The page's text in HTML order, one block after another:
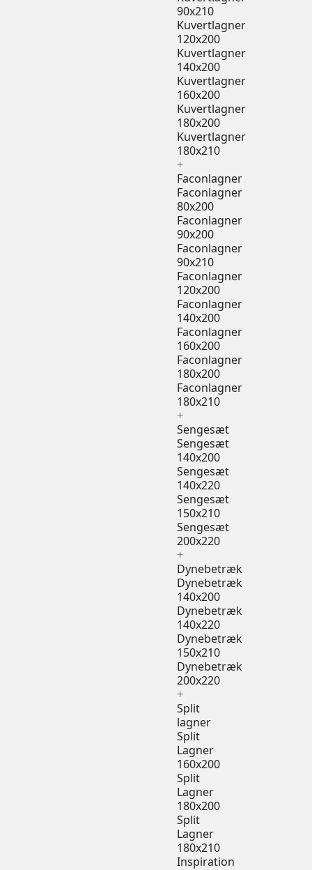
90x210
Kuvertlagner
120x200
Kuvertlagner
140x200
Kuvertlagner
160x200
Kuvertlagner
180x200
Kuvertlagner
180x210
+
Faconlagner
Faconlagner
80x200
Faconlagner
90x200
Faconlagner
90x210
Faconlagner
120x200
Faconlagner
140x200
Faconlagner
160x200
Faconlagner
180x200
Faconlagner
180x210
+
Sengesæt
Sengesæt
140x200
Sengesæt
140x220
Sengesæt
150x210
Sengesæt
200x220
+
Dynebetræk
Dynebetræk
140x200
Dynebetræk
140x220
Dynebetræk
150x210
Dynebetræk
200x220
+
Split
lagner
Split
Lagner
160x200
Split
Lagner
180x200
Split
Lagner
180x210
Inspiration